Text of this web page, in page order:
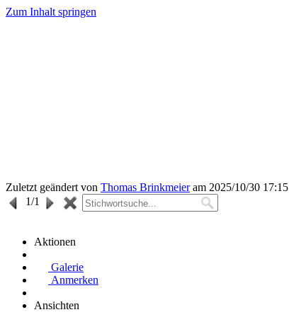
Zum Inhalt springen
Zuletzt geändert von Thomas Brinkmeieram 2025/10/30 17:15
1/1
Aktionen
Galerie
Anmerken
Ansichten